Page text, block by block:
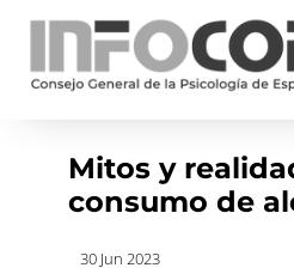
Mitos y
consumo de
30 Jun 2023